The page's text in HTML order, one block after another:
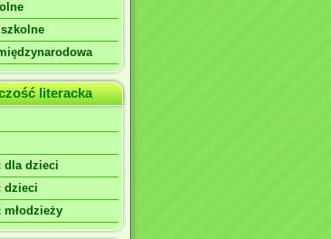
literacka
dla dzieci
dzieci
młodzieży